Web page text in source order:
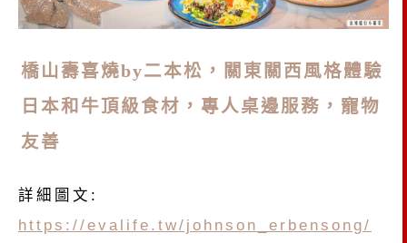
橋山壽喜燒by二本松，關東關西風格體驗
日本和牛頂級食材，專人桌邊服務，寵物
友善
詳細圖文:
https://evalife.tw/johnson_erbensong/